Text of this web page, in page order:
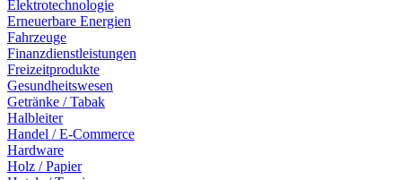
Elektrotechnologie
Erneuerbare Energien
Fahrzeuge
Finanzdienstleistungen
Freizeitprodukte
Gesundheitswesen
Getränke / Tabak
Halbleiter
Handel / E-Commerce
Hardware
Holz / Papier